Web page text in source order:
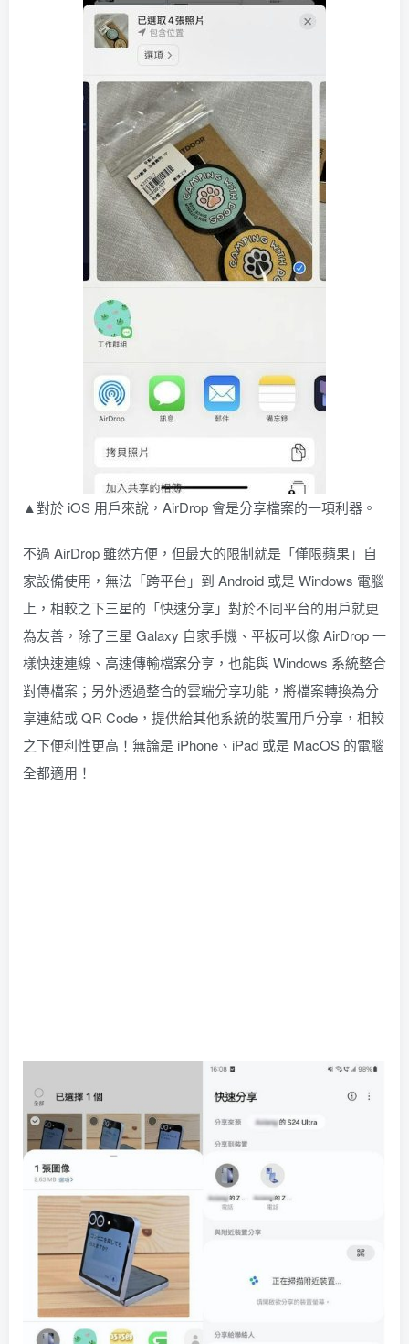
▲對於 iOS 用戶來說，AirDrop 會是分享檔案的一項利器。
不過 AirDrop 雖然方便，但最大的限制就是「僅限蘋果」自
家設備使用，無法「跨平台」到 Android 或是 Windows 電腦
上，相較之下三星的「快速分享」對於不同平台的用戶就更
為友善，除了三星 Galaxy 自家手機、平板可以像 AirDrop 一
樣快速連線、高速傳輸檔案分享，也能與 Windows 系統整合
對傳檔案；另外透過整合的雲端分享功能，將檔案轉換為分
享連結或 QR Code，提供給其他系統的裝置用戶分享，相較
之下便利性更高！無論是 iPhone、iPad 或是 MacOS 的電腦
全都適用！